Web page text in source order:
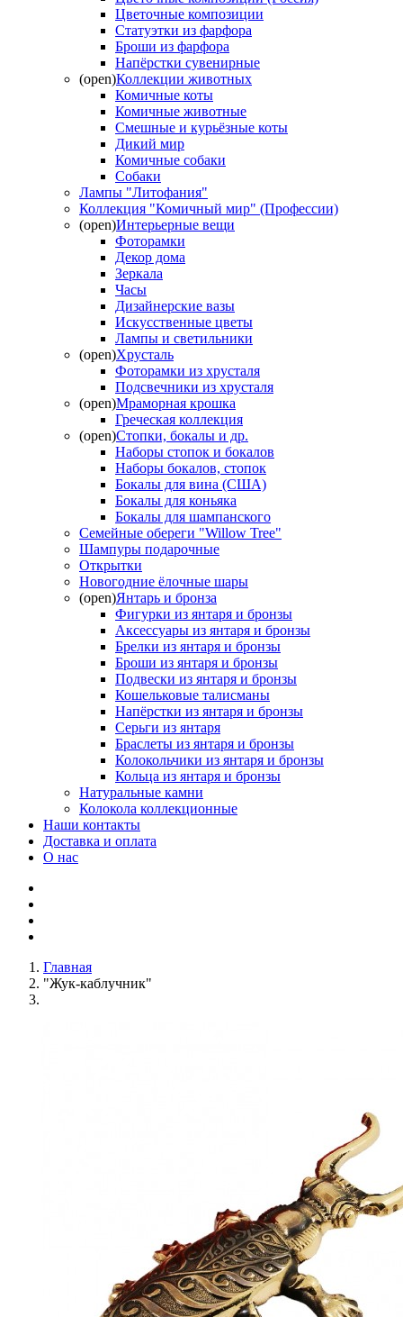
Цветочные композиции
Статуэтки из фарфора
Броши из фарфора
Напёрстки сувенирные
(open)Коллекции животных
Комичные коты
Комичные животные
Смешные и курьёзные коты
Дикий мир
Комичные собаки
Собаки
Лампы "Литофания"
Коллекция "Комичный мир" (Профессии)
(open)Интерьерные вещи
Фоторамки
Декор дома
Зеркала
Часы
Дизайнерские вазы
Искусственные цветы
Лампы и светильники
(open)Хрусталь
Фоторамки из хрусталя
Подсвечники из хрусталя
(open)Мраморная крошка
Греческая коллекция
(open)Стопки, бокалы и др.
Наборы стопок и бокалов
Наборы бокалов, стопок
Бокалы для вина (США)
Бокалы для коньяка
Бокалы для шампанского
Семейные обереги "Willow Tree"
Шампуры подарочные
Открытки
Новогодние ёлочные шары
(open)Янтарь и бронза
Фигурки из янтаря и бронзы
Аксессуары из янтаря и бронзы
Брелки из янтаря и бронзы
Броши из янтаря и бронзы
Подвески из янтаря и бронзы
Кошельковые талисманы
Напёрстки из янтаря и бронзы
Серьги из янтаря
Браслеты из янтаря и бронзы
Колокольчики из янтаря и бронзы
Кольца из янтаря и бронзы
Натуральные камни
Колокола коллекционные
Наши контакты
Доставка и оплата
О нас
Главная
"Жук-каблучник"